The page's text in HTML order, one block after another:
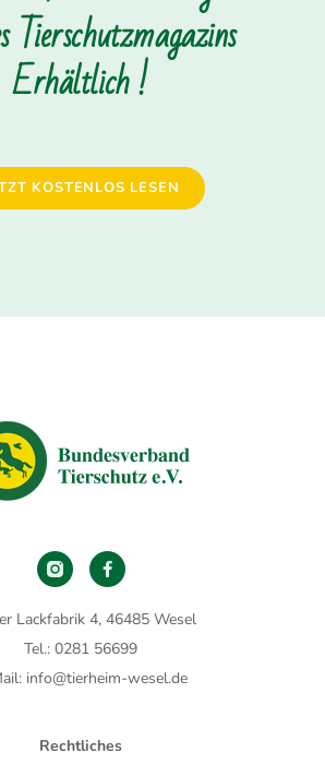
Tierschutzmagazins
Erhältlich !
KOSTENLOS LESEN
Lackfabrik 4, 46485 Wesel
Tel.: 0281 56699
info@tierheim-wesel.de
Rechtliches